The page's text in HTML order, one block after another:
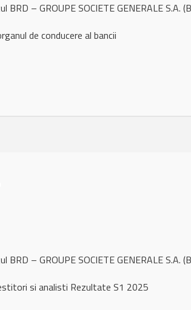
– GROUPE SOCIETE GENERALE S.A.
de conducere al bancii
– GROUPE SOCIETE GENERALE S.A.
si analisti Rezultate S1 2025